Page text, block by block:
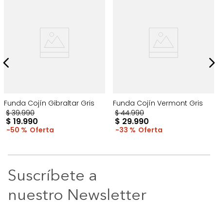
Funda Cojín Gibraltar Gris
$ 39.990
$ 19.990
50 %
Funda Cojín Vermont Gris
$ 44.990
$ 29.990
33 %
Suscríbete a
nuestro Newsletter